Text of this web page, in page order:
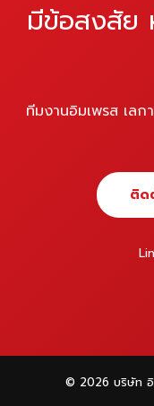
มีข้อสงสัย
ทีมงานอิมเพรส เลก
ติด
© 2026 บริษัท อิ